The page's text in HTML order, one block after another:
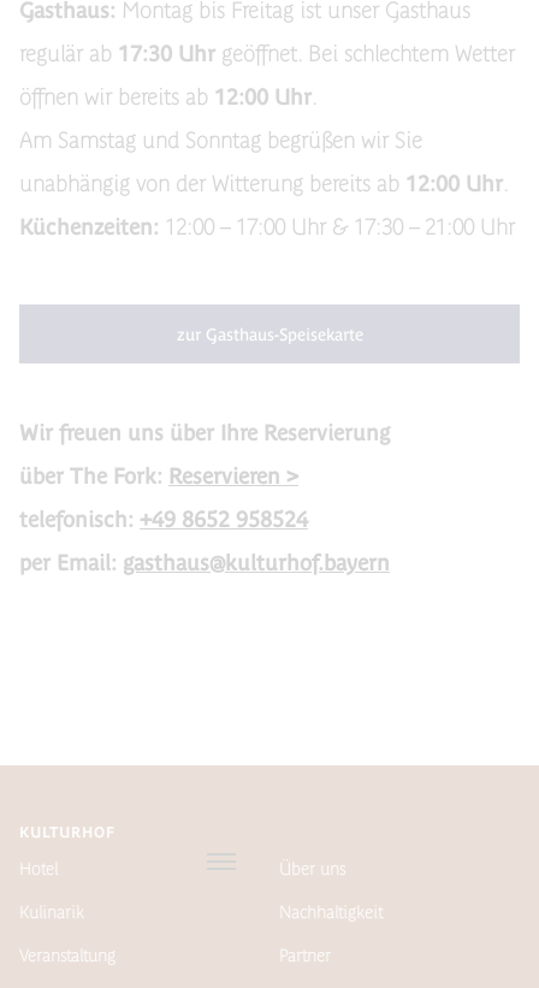
Gasthaus: Montag bis Freitag ist unser Gasthaus
regulär ab 17:30 Uhr geöffnet. Bei schlechtem Wetter
öffnen wir bereits ab 12:00 Uhr.
Am Samstag und Sonntag begrüßen wir Sie
unabhängig von der Witterung bereits ab 12:00 Uhr.
Küchenzeiten: 12:00 – 17:00 Uhr & 17:30 – 21:00 Uhr
zur Gasthaus-Speisekarte
Wir freuen uns über Ihre Reservierung
über The Fork: Reservieren >
telefonisch: +49 8652 958524
per Email: gasthaus@kulturhof.bayern
KULTURHOF
Hotel
Kulinarik
Veranstaltung
Über uns
Nachhaltigkeit
Partner